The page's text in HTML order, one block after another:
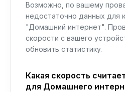
Возможно, по вашему
недостаточно данных для
"Домашний интернет".
скорости с вашего
обновить статистику.
Какая скорость
для Домашнего